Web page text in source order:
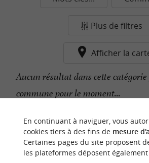
Plus de filtres
Afficher la
Aucun résultat dans cette catégorie
commune pour le moment...
En continuant à naviguer, vous
cookies tiers à des fins de mesure
Certaines pages du site proposent
les plateformes déposent également